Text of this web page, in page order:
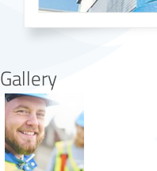
Gallery